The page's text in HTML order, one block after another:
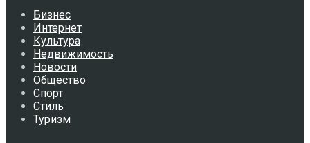
Бизнес
Интернет
Культура
Недвижимость
Новости
Общество
Спорт
Стиль
Туризм